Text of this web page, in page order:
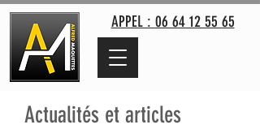
APPEL : 06 64 12 55 65
Actualités et articles